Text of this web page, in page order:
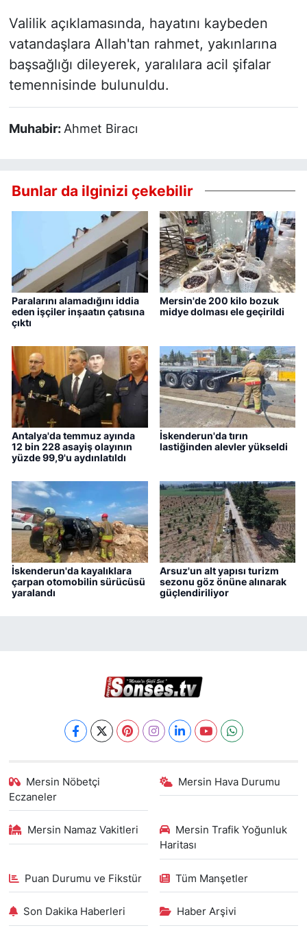
Valilik açıklamasında, hayatını kaybeden
vatandaşlara Allah'tan rahmet, yakınlarına
başsağlığı dileyerek, yaralılara acil şifalar
temennisinde bulunuldu.
Muhabir:Ahmet Biracı
Bunlar da ilginizi çekebilir
Paralarını alamadığını iddia
eden işçiler inşaatın çatısına
çıktı
Mersin'de 200 kilo bozuk
midye dolması ele geçirildi
Antalya'da temmuz ayında
12 bin 228 asayiş olayının
yüzde 99,9'u aydınlatıldı
İskenderun'da tırın
lastiğinden alevler yükseldi
İskenderun'da kayalıklara
çarpan otomobilin sürücüsü
yaralandı
Arsuz'un alt yapısı turizm
sezonu göz önüne alınarak
güçlendiriliyor
Mersin Nöbetçi
Eczaneler
Mersin Hava Durumu
Mersin Namaz Vakitleri
Mersin Trafik Yoğunluk
Haritası
Puan Durumu ve Fikstür Tüm Manşetler
Son Dakika Haberleri Haber Arşivi